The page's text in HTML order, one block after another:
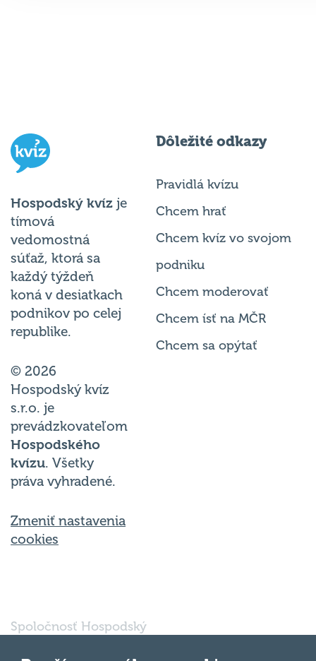
Hospodský kvíz je
tímová
vedomostná
súťaž, ktorá sa
každý týždeň
koná v desiatkach
podnikov po celej
republike.
© 2026
Hospodský kvíz
s.r.o. je
prevádzkovateľom
Hospodského
kvízu. Všetky
práva vyhradené.
Zmeniť nastavenia
cookies
Dôležité odkazy
Pravidlá kvízu
Chcem hrať
Chcem kvíz vo svojom
podniku
Chcem moderovať
Chcem ísť na MČR
Chcem sa opýtať
Spoločnosť Hospodský
sídlom Svätoplukova